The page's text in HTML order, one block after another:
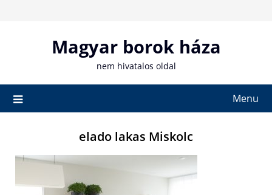
Magyar borok háza
nem hivatalos oldal
Menu
elado lakas Miskolc